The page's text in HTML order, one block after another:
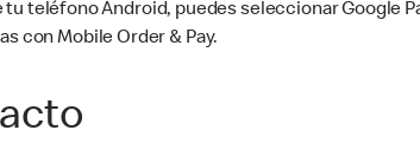
tu teléfono Android, puedes seleccionar Google
con Mobile Order & Pay.